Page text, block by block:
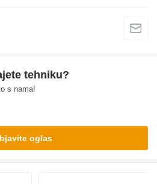
tehniku?
s nama!
oglas